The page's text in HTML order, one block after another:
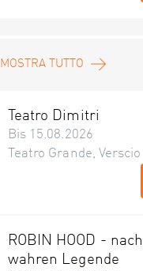
MOSTRA TUTTO
Teatro Dimitri
Bis 15.08.2026
Teatro Grande, Verscio
ROBIN HOOD -
wahren Legende